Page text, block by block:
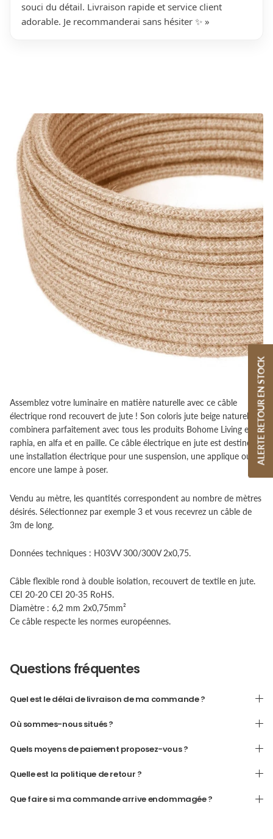
souci du détail. Livraison rapide et service client
adorable. Je recommanderai sans hésiter ✨ »
Assemblez votre luminaire en matière naturelle avec ce câble
électrique rond recouvert de jute ! Son coloris jute beige naturel se
combinera parfaitement avec tous les produits Bohome Living en
raphia, en alfa et en paille. Ce câble électrique en jute est destinée à
une installation électrique pour une suspension, une applique ou
encore une lampe à poser.
Vendu au mètre, les quantités correspondent au nombre de mètres
désirés. Sélectionnez par exemple 3 et vous recevrez un câble de
3m de long.
Données techniques : H03VV 300/300V 2x0,75.
Câble flexible rond à double isolation, recouvert de textile en jute.
CEI 20-20 CEI 20-35 RoHS.
Diamètre : 6,2 mm 2x0,75mm²
Ce câble respecte les normes européennes.
Questions fréquentes
Quel est le délai de livraison de ma commande ?
Où sommes-nous situés ?
Quels moyens de paiement proposez-vous ?
Quelle est la politique de retour ?
Que faire si ma commande arrive endommagée ?
ALERTE RETOUR EN STOCK